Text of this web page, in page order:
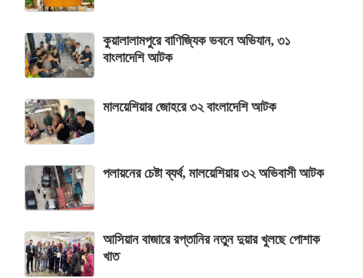
কুয়ালালামপুরে বাণিজ্যিক ভবনে অভিযান, ৩১
বাংলাদেশি আটক
মালয়েশিয়ার জোহরে ৩২ বাংলাদেশি আটক
পলায়নের চেষ্টা ব্যর্থ, মালয়েশিয়ায় ৩২ অভিবাসী আটক
আসিয়ান বাজারে রপ্তানির নতুন দুয়ার খুলছে পোশাক
খাত